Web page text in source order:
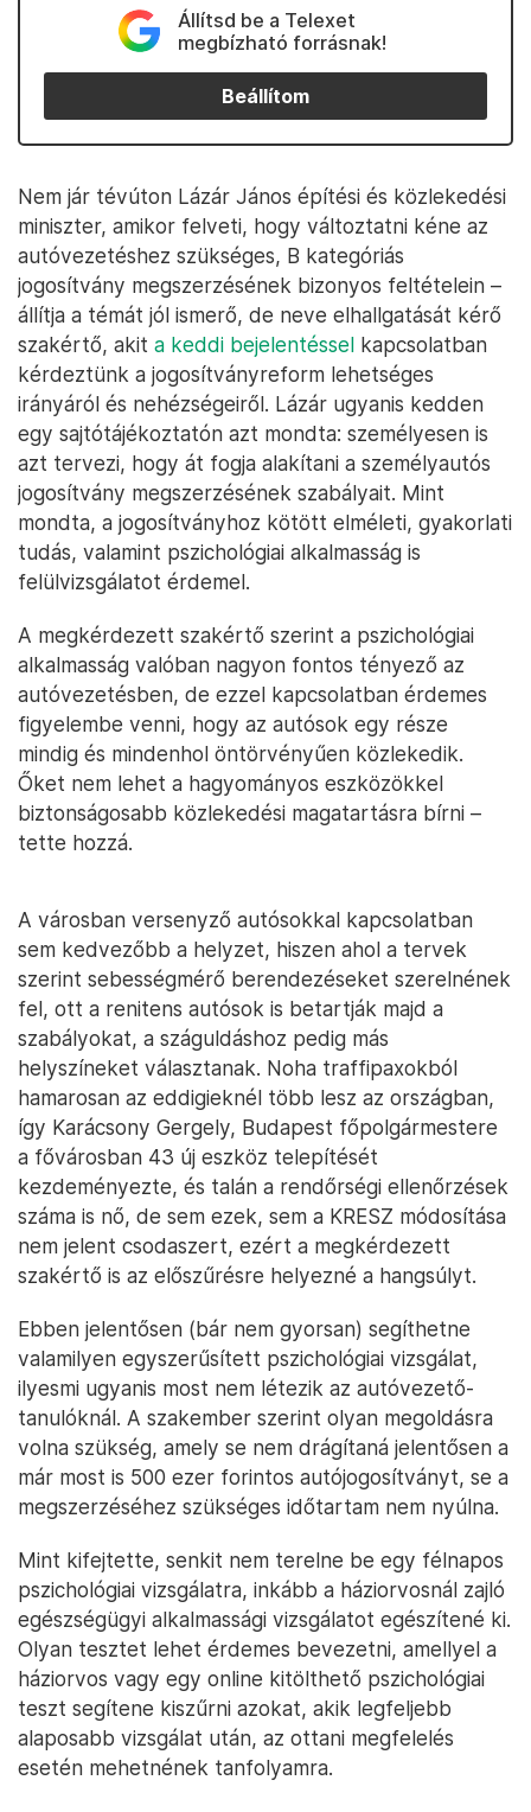
Állítsd be a Telexet
megbízható forrásnak!
Beállítom
Nem jár tévúton Lázár János építési és közlekedési
miniszter, amikor felveti, hogy változtatni kéne az
autóvezetéshez szükséges, B kategóriás
jogosítvány megszerzésének bizonyos feltételein –
állítja a témát jól ismerő, de neve elhallgatását kérő
szakértő, akit a keddi bejelentéssel kapcsolatban
kérdeztünk a jogosítványreform lehetséges
irányáról és nehézségeiről. Lázár ugyanis kedden
egy sajtótájékoztatón azt mondta: személyesen is
azt tervezi, hogy át fogja alakítani a személyautós
jogosítvány megszerzésének szabályait. Mint
mondta, a jogosítványhoz kötött elméleti, gyakorlati
tudás, valamint pszichológiai alkalmasság is
felülvizsgálatot érdemel.
A megkérdezett szakértő szerint a pszichológiai
alkalmasság valóban nagyon fontos tényező az
autóvezetésben, de ezzel kapcsolatban érdemes
figyelembe venni, hogy az autósok egy része
mindig és mindenhol öntörvényűen közlekedik.
Őket nem lehet a hagyományos eszközökkel
biztonságosabb közlekedési magatartásra bírni –
tette hozzá.
A városban versenyző autósokkal kapcsolatban
sem kedvezőbb a helyzet, hiszen ahol a tervek
szerint sebességmérő berendezéseket szerelnének
fel, ott a renitens autósok is betartják majd a
szabályokat, a száguldáshoz pedig más
helyszíneket választanak. Noha traffipaxokból
hamarosan az eddigieknél több lesz az országban,
így Karácsony Gergely, Budapest főpolgármestere
a fővárosban 43 új eszköz telepítését
kezdeményezte, és talán a rendőrségi ellenőrzések
száma is nő, de sem ezek, sem a KRESZ módosítása
nem jelent csodaszert, ezért a megkérdezett
szakértő is az előszűrésre helyezné a hangsúlyt.
Ebben jelentősen (bár nem gyorsan) segíthetne
valamilyen egyszerűsített pszichológiai vizsgálat,
ilyesmi ugyanis most nem létezik az autóvezető-
tanulóknál. A szakember szerint olyan megoldásra
volna szükség, amely se nem drágítaná jelentősen a
már most is 500 ezer forintos autójogosítványt, se a
megszerzéséhez szükséges időtartam nem nyúlna.
Mint kifejtette, senkit nem terelne be egy félnapos
pszichológiai vizsgálatra, inkább a háziorvosnál zajló
egészségügyi alkalmassági vizsgálatot egészítené ki.
Olyan tesztet lehet érdemes bevezetni, amellyel a
háziorvos vagy egy online kitölthető pszichológiai
teszt segítene kiszűrni azokat, akik legfeljebb
alaposabb vizsgálat után, az ottani megfelelés
esetén mehetnének tanfolyamra.